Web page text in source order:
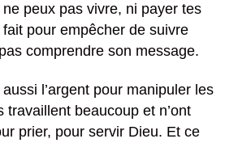
ne peux pas vivre, ni payer tes
pour empêcher de suivre
comprendre son message.
l’argent pour manipuler les
travaillent beaucoup et n’ont
prier, pour servir Dieu. Et ce